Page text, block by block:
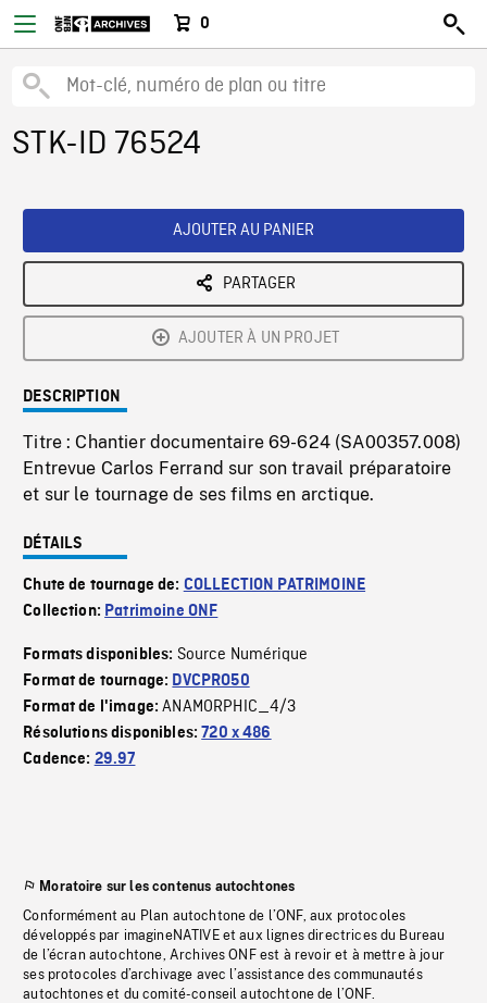
0
STK-ID 76524
AJOUTER AU PANIER
PARTAGER
AJOUTER À UN PROJET
DESCRIPTION
Titre : Chantier documentaire 69-624 (SA00357.008)
Entrevue Carlos Ferrand sur son travail préparatoire
et sur le tournage de ses films en arctique.
DÉTAILS
Chute de tournage de: COLLECTION PATRIMOINE
Collection: Patrimoine ONF
Formats disponibles: Source Numérique
Format de tournage: DVCPRO50
Format de l'image:ANAMORPHIC_4/3
Résolutions disponibles:720 x 486
Cadence: 29.97
Moratoire sur les contenus autochtones
Conformément au Plan autochtone de l’ONF, aux protocoles
développés par imagineNATIVE et aux lignes directrices du Bureau
de l’écran autochtone, Archives ONF est à revoir et à mettre à jour
ses protocoles d’archivage avec l’assistance des communautés
autochtones et du comité-conseil autochtone de l’ONF.